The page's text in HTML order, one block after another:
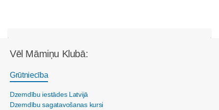
Vēl Māmiņu Klubā:
Grūtniecība
Dzemdību iestādes Latvijā
Dzemdību sagatavošanas kursi